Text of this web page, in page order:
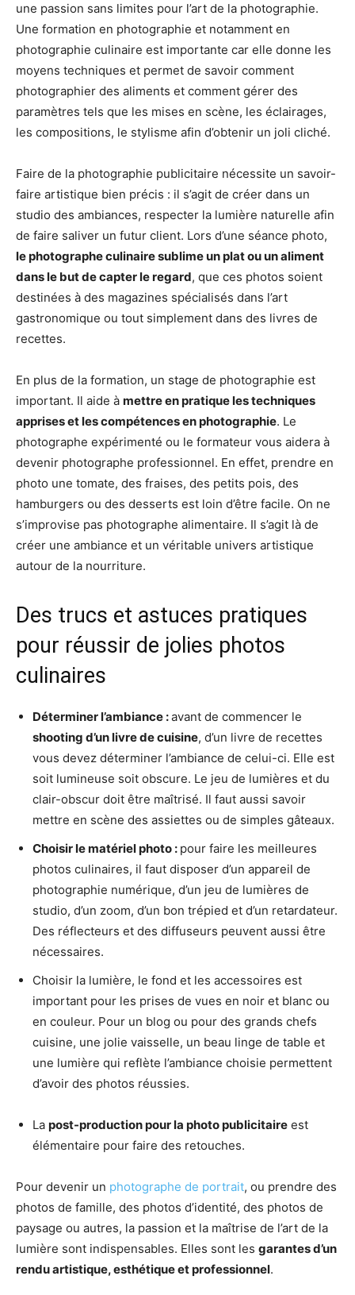
une passion sans limites pour l’art de la photographie.
Une formation en photographie et notamment en
photographie culinaire est importante car elle donne les
moyens techniques et permet de savoir comment
photographier des aliments et comment gérer des
paramètres tels que les mises en scène, les éclairages,
les compositions, le stylisme afin d’obtenir un joli cliché.
Faire de la photographie publicitaire nécessite un savoir-
faire artistique bien précis : il s’agit de créer dans un
studio des ambiances, respecter la lumière naturelle afin
de faire saliver un futur client. Lors d’une séance photo,
le photographe culinaire sublime un plat ou un aliment
dans le but de capter le regard, que ces photos soient
destinées à des magazines spécialisés dans l’art
gastronomique ou tout simplement dans des livres de
recettes.
En plus de la formation, un stage de photographie est
important. Il aide à mettre en pratique les techniques
apprises et les compétences en photographie. Le
photographe expérimenté ou le formateur vous aidera à
devenir photographe professionnel. En effet, prendre en
photo une tomate, des fraises, des petits pois, des
hamburgers ou des desserts est loin d’être facile. On ne
s’improvise pas photographe alimentaire. Il s’agit là de
créer une ambiance et un véritable univers artistique
autour de la nourriture.
Des trucs et astuces pratiques
pour réussir de jolies photos
culinaires
Déterminer l’ambiance :avant de commencer le
shooting d’un livre de cuisine, d’un livre de recettes
vous devez déterminer l’ambiance de celui-ci. Elle est
soit lumineuse soit obscure. Le jeu de lumières et du
clair-obscur doit être maîtrisé. Il faut aussi savoir
mettre en scène des assiettes ou de simples gâteaux.
Choisir le matériel photo : pour faire les meilleures
photos culinaires, il faut disposer d’un appareil de
photographie numérique, d’un jeu de lumières de
studio, d’un zoom, d’un bon trépied et d’un retardateur.
Des réflecteurs et des diffuseurs peuvent aussi être
nécessaires.
Choisir la lumière, le fond et les accessoires est
important pour les prises de vues en noir et blanc ou
en couleur. Pour un blog ou pour des grands chefs
cuisine, une jolie vaisselle, un beau linge de table et
une lumière qui reflète l’ambiance choisie permettent
d’avoir des photos réussies.
La post-production pour la photo publicitaire est
élémentaire pour faire des retouches.
Pour devenir un photographe de portrait, ou prendre des
photos de famille, des photos d’identité, des photos de
paysage ou autres, la passion et la maîtrise de l’art de la
lumière sont indispensables. Elles sont les garantes d’un
rendu artistique, esthétique et professionnel.